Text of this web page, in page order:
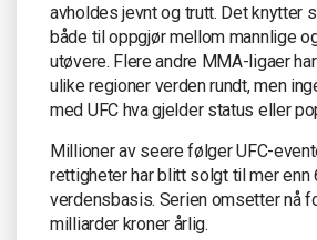
avholdes jevnt og trutt. Det knytter
både til oppgjør mellom mannlige
utøvere. Flere andre MMA-ligaer
ulike regioner verden rundt, men
med UFC hva gjelder status eller
Millioner av seere følger UFC-
rettigheter har blitt solgt til mer enn
verdensbasis. Serien omsetter nå
milliarder kroner årlig.